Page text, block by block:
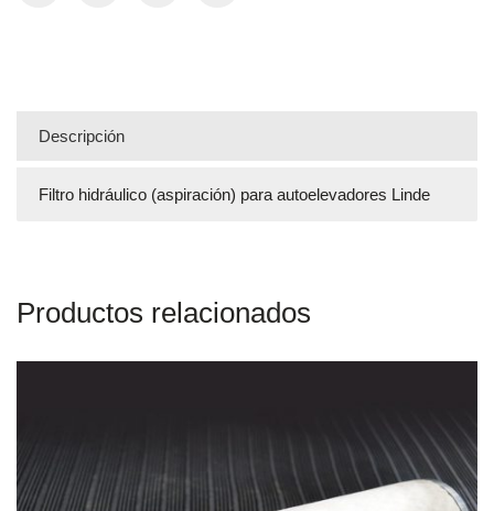
Descripción
Filtro hidráulico (aspiración) para autoelevadores Linde
Productos relacionados